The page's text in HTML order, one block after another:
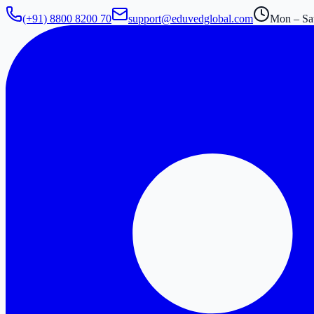
(+91) 8800 8200 70 support@eduvedglobal.com Mon –